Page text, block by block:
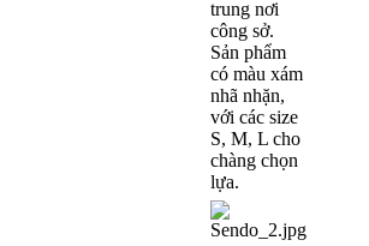
trung nơi
công sở.
Sản phẩm
có màu xám
nhã nhặn,
với các size
S, M, L cho
chàng chọn
lựa.